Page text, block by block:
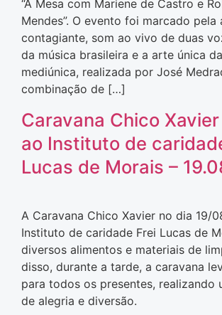
“À Mesa com Mariene de Castro e
Mendes”. O evento foi marcado pela
contagiante, som ao vivo de duas
da música brasileira e a arte única
mediúnica, realizada por José
combinação de […]
Caravana Chico
ao Instituto de
Lucas de Morais –
A Caravana Chico Xavier no dia 19/
Instituto de caridade Frei Lucas de
diversos alimentos e materiais de
disso, durante a tarde, a caravana
para todos os presentes, realizando
de alegria e diversão.